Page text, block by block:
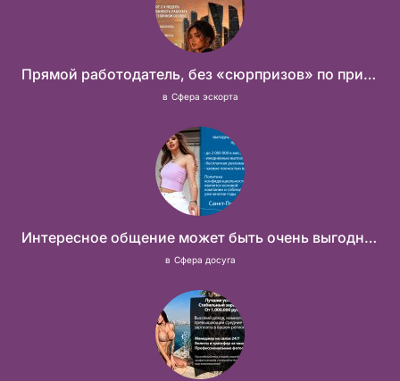
Прямой работодатель, без «сюрпризов» по приезду
в Сфера эскорта
Интересное общение может быть очень выгодным! Проверь, и ты не пожалеешь! 2 000 000₽
в Сфера досуга